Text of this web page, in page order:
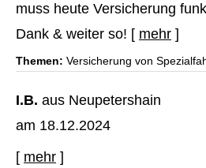
muss heute Versicherung
Dank & weiter so! [ mehr ]
Themen: Versicherung von
I.B. aus Neupetershain
am 18.12.2024
[ mehr ]